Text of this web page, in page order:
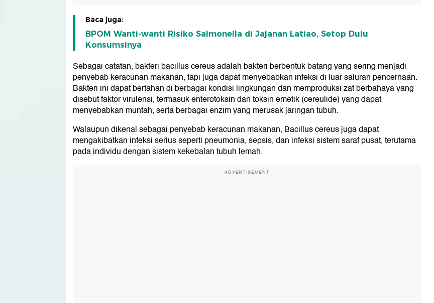
Baca juga:
BPOM Wanti-wanti Risiko Salmonella di Jajanan Latiao, Setop Dulu
Konsumsinya
Sebagai catatan, bakteri bacillus cereus adalah bakteri berbentuk batang yang sering menjadi
penyebab keracunan makanan, tapi juga dapat menyebabkan infeksi di luar saluran pencernaan.
Bakteri ini dapat bertahan di berbagai kondisi lingkungan dan memproduksi zat berbahaya yang
disebut faktor virulensi, termasuk enterotoksin dan toksin emetik (cereulide) yang dapat
menyebabkan muntah, serta berbagai enzim yang merusak jaringan tubuh.
Walaupun dikenal sebagai penyebab keracunan makanan, Bacillus cereus juga dapat
mengakibatkan infeksi serius seperti pneumonia, sepsis, dan infeksi sistem saraf pusat, terutama
pada individu dengan sistem kekebalan tubuh lemah.
ADVERTISEMENT